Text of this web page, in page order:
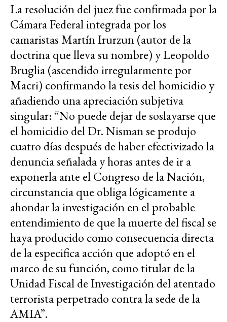
La resolución del juez fue confirmada por la
Cámara Federal integrada por los
camaristas Martín Irurzun (autor de la
doctrina que lleva su nombre) y Leopoldo
Bruglia (ascendido irregularmente por
Macri) confirmando la tesis del homicidio y
añadiendo una apreciación subjetiva
singular: “No puede dejar de soslayarse que
el homicidio del Dr. Nisman se produjo
cuatro días después de haber efectivizado la
denuncia señalada y horas antes de ir a
exponerla ante el Congreso de la Nación,
circunstancia que obliga lógicamente a
ahondar la investigación en el probable
entendimiento de que la muerte del fiscal se
haya producido como consecuencia directa
de la especifica acción que adoptó en el
marco de su función, como titular de la
Unidad Fiscal de Investigación del atentado
terrorista perpetrado contra la sede de la
AMIA”.